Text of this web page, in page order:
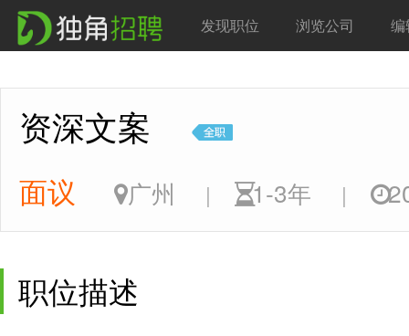
发现职位 浏览公司 编
资深文案
面议 广州 | 1-3年 |
职位描述